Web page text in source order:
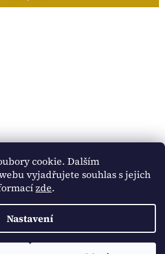
cookie. Dalším
vyjadřujete souhlas s jejich
zde.
Nastavení
dokumenty. Všechna práva